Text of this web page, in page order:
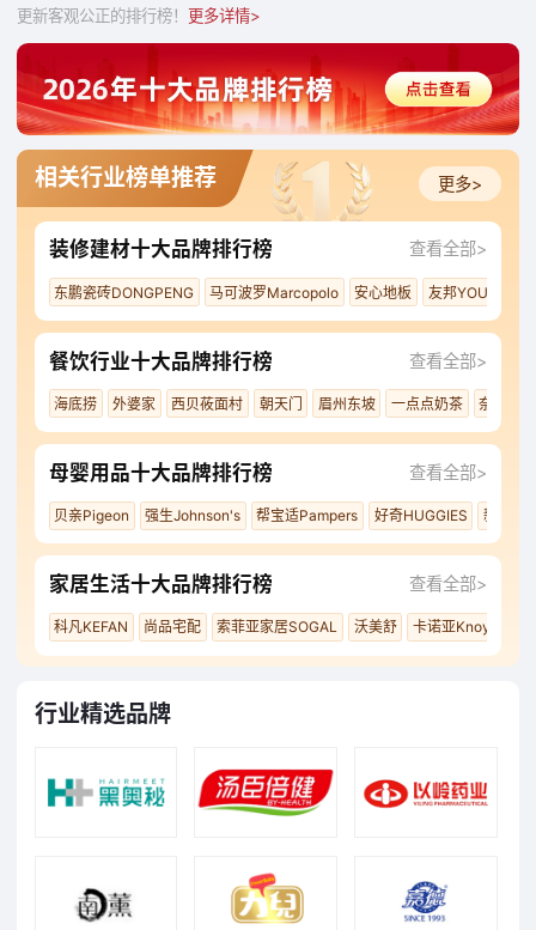
更新客观公正的排行榜！更多详情>
相关行业榜单推荐 更多>
装修建材十大品牌排行榜 查看全部>
东鹏瓷砖DONGPENG 马可波罗Marcopolo 安心地板 友邦YOUPON
餐饮行业十大品牌排行榜 查看全部>
海底捞 外婆家 西贝莜面村 朝天门 眉州东坡 一点点奶茶 奈雪の茶
母婴用品十大品牌排行榜 查看全部>
贝亲Pigeon 强生Johnson's 帮宝适Pampers 好奇HUGGIES 新安怡
家居生活十大品牌排行榜 查看全部>
科凡KEFAN 尚品宅配 索菲亚家居SOGAL 沃美舒 卡诺亚Knoya
行业精选品牌